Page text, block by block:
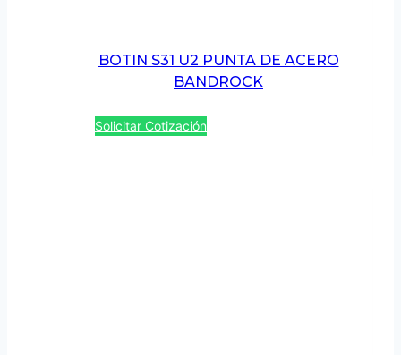
BOTIN S31 U2 PUNTA DE ACERO
BANDROCK
Solicitar Cotización